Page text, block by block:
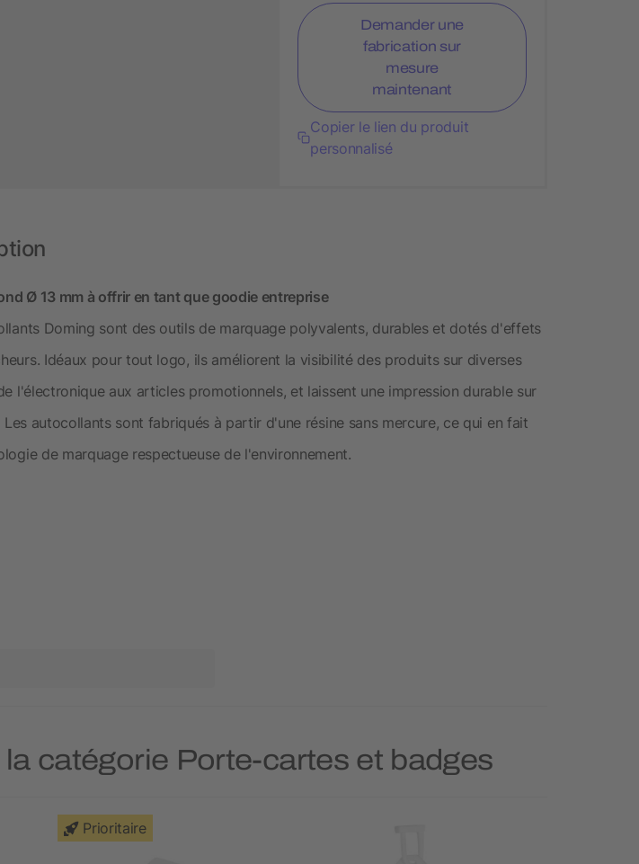
Demander une
fabrication sur
mesure
maintenant
Copier le lien du produit
personnalisé
Ø 13 mm à offrir en tant que goodie entreprise
Doming sont des outils de marquage polyvalents, durables et dotés d'effets
Idéaux pour tout logo, ils améliorent la visibilité des produits sur diverses
l'électronique aux articles promotionnels, et laissent une impression durable sur
Les autocollants sont fabriqués à partir d'une résine sans mercure, ce qui en fait
de marquage respectueuse de l'environnement.
catégorie Porte-cartes et badges
Prioritaire